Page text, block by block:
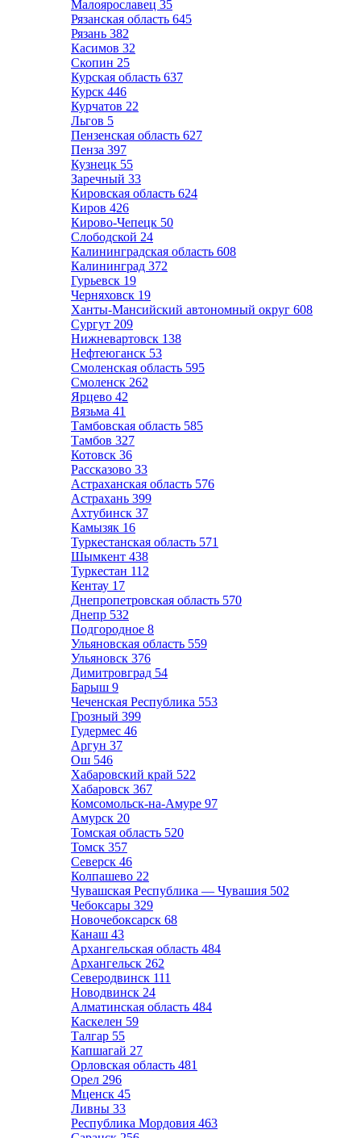
Малоярославец 35
Рязанская область 645
Рязань 382
Касимов 32
Скопин 25
Курская область 637
Курск 446
Курчатов 22
Льгов 5
Пензенская область 627
Пенза 397
Кузнецк 55
Заречный 33
Кировская область 624
Киров 426
Кирово-Чепецк 50
Слободской 24
Калининградская область 608
Калининград 372
Гурьевск 19
Черняховск 19
Ханты-Мансийский автономный округ 608
Сургут 209
Нижневартовск 138
Нефтеюганск 53
Смоленская область 595
Смоленск 262
Ярцево 42
Вязьма 41
Тамбовская область 585
Тамбов 327
Котовск 36
Рассказово 33
Астраханская область 576
Астрахань 399
Ахтубинск 37
Камызяк 16
Туркестанская область 571
Шымкент 438
Туркестан 112
Кентау 17
Днепропетровская область 570
Днепр 532
Подгородное 8
Ульяновская область 559
Ульяновск 376
Димитровград 54
Барыш 9
Чеченская Республика 553
Грозный 399
Гудермес 46
Аргун 37
Ош 546
Хабаровский край 522
Хабаровск 367
Комсомольск-на-Амуре 97
Амурск 20
Томская область 520
Томск 357
Северск 46
Колпашево 22
Чувашская Республика — Чувашия 502
Чебоксары 329
Новочебоксарск 68
Канаш 43
Архангельская область 484
Архангельск 262
Северодвинск 111
Новодвинск 24
Алматинская область 484
Каскелен 59
Талгар 55
Капшагай 27
Орловская область 481
Орел 296
Мценск 45
Ливны 33
Республика Мордовия 463